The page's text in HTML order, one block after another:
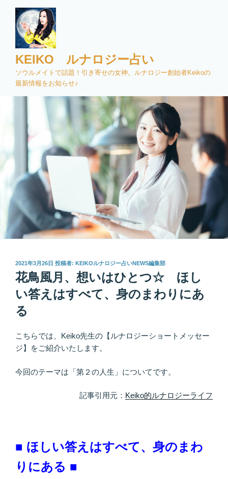
KEIKO ルナロジー占い
ソウルメイトで話題！引き寄せの女神。ルナロジー創始者Keikoの
最新情報をお知らせ♪
投
稿
日:
2021年3月26日 投稿者: KEIKOルナロジー占いNEWS編集部
花鳥風月、想いはひとつ☆ ほし
い答えはすべて、身のまわりにあ
る
こちらでは、Keiko先生の【ルナロジーショートメッセー
ジ】をご紹介いたします。
今回のテーマは「第２の人生」についてです。
記事引用元： Keiko的ルナロジーライフ
■ ほしい答えはすべて、身のまわ
りにある ■